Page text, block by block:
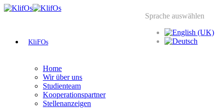
Sprache auswählen
KliFOs
Home
Wir über uns
Studienteam
Kooperationspartner
Stellenanzeigen